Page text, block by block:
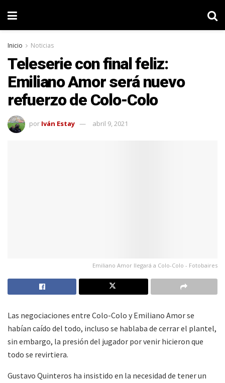
Inicio Noticias
Teleserie con final feliz:
Emiliano Amor será nuevo
refuerzo de Colo-Colo
por Iván Estay abril 9, 2021
Emiliano Amor llegará a Colo-Colo - Fotobaires
Las negociaciones entre Colo-Colo y Emiliano Amor se
habían caído del todo, incluso se hablaba de cerrar el plantel,
sin embargo, la presión del jugador por venir hicieron que
todo se revirtiera.
Gustavo Quinteros ha insistido en la necesidad de tener un